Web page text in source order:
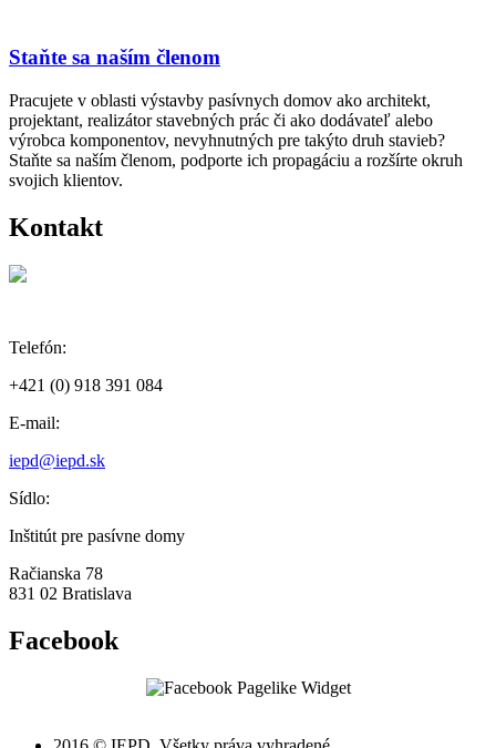
Staňte sa naším členom
Pracujete v oblasti výstavby pasívnych domov ako architekt,
projektant, realizátor stavebných prác či ako dodávateľ alebo
výrobca komponentov, nevyhnutných pre takýto druh stavieb?
Staňte sa naším členom, podporte ich propagáciu a rozšírte okruh
svojich klientov.
Kontakt
Telefón:
+421 (0) 918 391 084
E-mail:
iepd@iepd.sk
Sídlo:
Inštitút pre pasívne domy
Račianska 78
831 02 Bratislava
Facebook